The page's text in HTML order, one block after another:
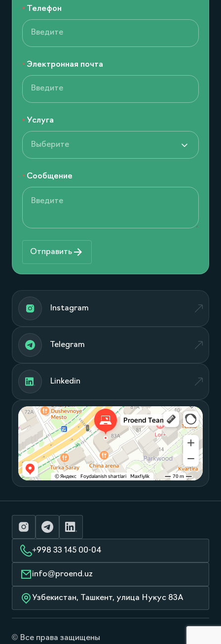
Телефон
Электронная почта
Услуга
Выберите
Сообщение
Отправить
Instagram
Telegram
Linkedin
+998 33 145 00-04
info@proend.uz
Узбекистан, Ташкент, улица Нукус 83А
© Все права защищены